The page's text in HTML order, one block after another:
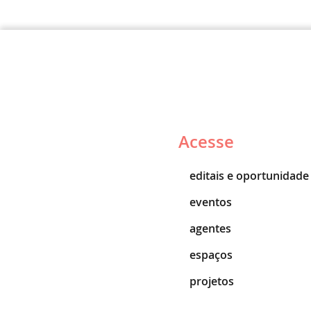
Acesse
editais e oportunidade
eventos
agentes
espaços
projetos